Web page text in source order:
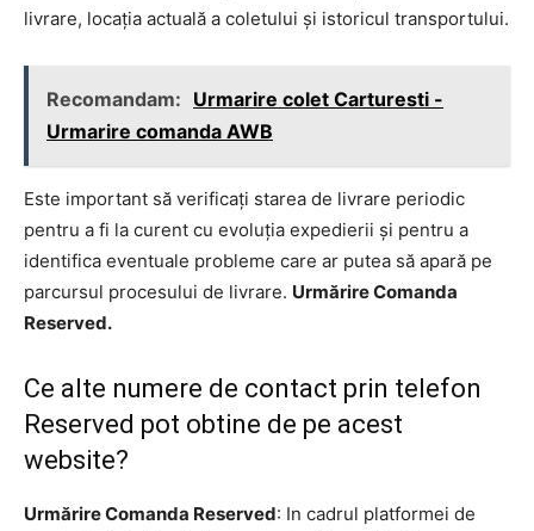
livrare, locația actuală a coletului și istoricul transportului.
Recomandam: Urmarire colet Carturesti -
Urmarire comanda AWB
Este important să verificați starea de livrare periodic
pentru a fi la curent cu evoluția expedierii și pentru a
identifica eventuale probleme care ar putea să apară pe
parcursul procesului de livrare. Urmărire Comanda
Reserved.
Ce alte numere de contact prin telefon
Reserved pot obtine de pe acest
website?
Urmărire Comanda Reserved: In cadrul platformei de